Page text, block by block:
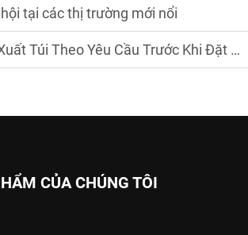
tại các thị trường mới nổi
Yêu Cầu Trước Khi Đặt Hàng Số Lượng Lớn
CỦA CHÚNG TÔI